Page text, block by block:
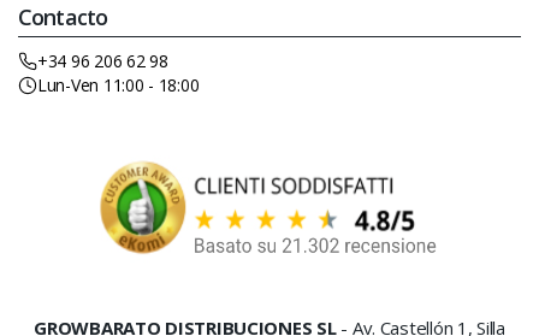
Contacto
+34 96 206 62 98
Lun-Ven 11:00 - 18:00
GROWBARATO DISTRIBUCIONES SL - Av. Castellón 1, Silla